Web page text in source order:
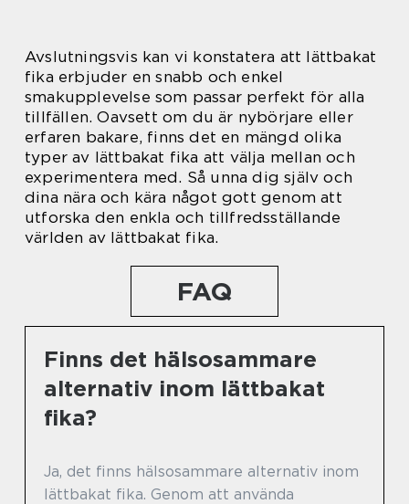
Avslutningsvis kan vi konstatera att lättbakat
fika erbjuder en snabb och enkel
smakupplevelse som passar perfekt för alla
tillfällen. Oavsett om du är nybörjare eller
erfaren bakare, finns det en mängd olika
typer av lättbakat fika att välja mellan och
experimentera med. Så unna dig själv och
dina nära och kära något gott genom att
utforska den enkla och tillfredsställande
världen av lättbakat fika.
FAQ
Finns det hälsosammare
alternativ inom lättbakat
fika?
Ja, det finns hälsosammare alternativ inom
lättbakat fika. Genom att använda